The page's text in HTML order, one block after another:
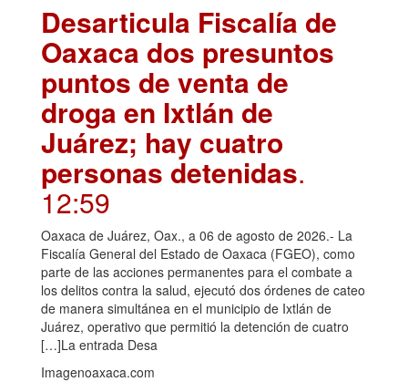
Desarticula Fiscalía de
Oaxaca dos presuntos
puntos de venta de
droga en Ixtlán de
Juárez; hay cuatro
personas detenidas.
12:59
Oaxaca de Juárez, Oax., a 06 de agosto de 2026.- La
Fiscalía General del Estado de Oaxaca (FGEO), como
parte de las acciones permanentes para el combate a
los delitos contra la salud, ejecutó dos órdenes de cateo
de manera simultánea en el municipio de Ixtlán de
Juárez, operativo que permitió la detención de cuatro
[…]La entrada Desa
Imagenoaxaca.com